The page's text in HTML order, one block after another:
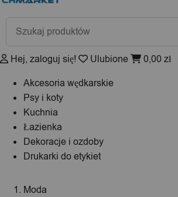
Wyszukiwarka
produktów
Hej, zaloguj się! Ulubione 0,00 zł
Akcesoria wędkarskie
Psy i koty
Kuchnia
Łazienka
Dekoracje i ozdoby
Drukarki do etykiet
Moda